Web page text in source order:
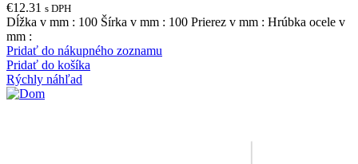
€12.31 s DPH
Dĺžka v mm : 100 Šírka v mm : 100 Prierez v mm : Hrúbka ocele v
mm :
Pridať do nákupného zoznamu
Pridať do košíka
Rýchly náhľad